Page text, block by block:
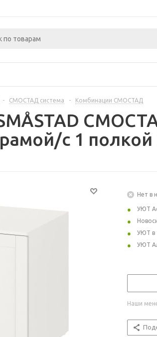
- СМОСТАД система - Комбинации СМОСТАД
с 1 полкой
Нет в
УЮТ
УЮТ в
УЮТ
Наши